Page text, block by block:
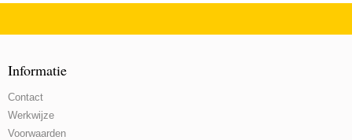
Informatie
Contact
Werkwijze
Voorwaarden